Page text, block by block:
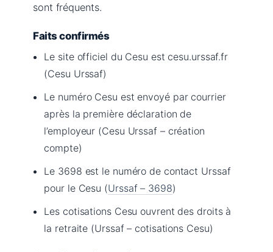
sont fréquents.
Faits confirmés
Le site officiel du Cesu est cesu.urssaf.fr
(Cesu Urssaf)
Le numéro Cesu est envoyé par courrier
après la première déclaration de
l’employeur (Cesu Urssaf – création
compte)
Le 3698 est le numéro de contact Urssaf
pour le Cesu (Urssaf – 3698)
Les cotisations Cesu ouvrent des droits à
la retraite (Urssaf – cotisations Cesu)